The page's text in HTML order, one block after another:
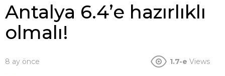
Antalya 6.4’e hazırlıklı
olmalı!
8 ay önce 1.7-e Views